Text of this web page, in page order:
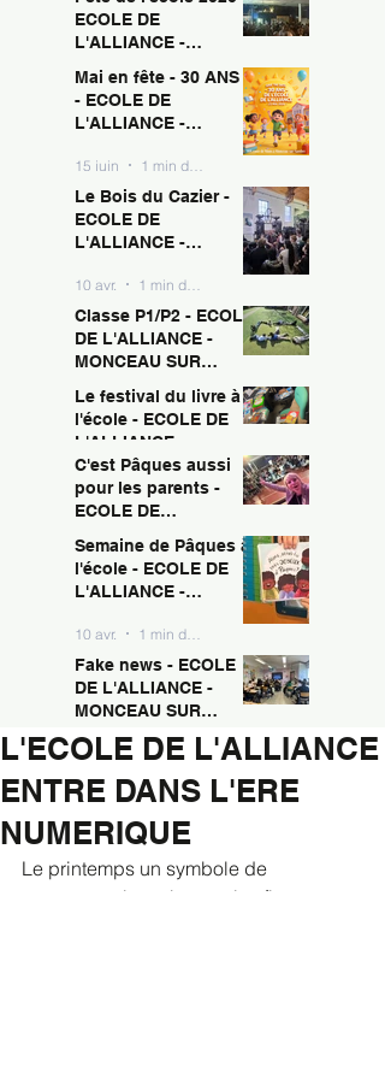
ECOLE DE
L'ALLIANCE -
SAMBRE
15 juin 1 min de lecture
Mai en fête - 30 ANS !
- ECOLE DE
L'ALLIANCE -
SAMBRE
15 juin
Le Bois du Cazier -
ECOLE DE
L'ALLIANCE -
SAMBRE
10 avr.
Classe P1/P2 - ECOLE
DE L'ALLIANCE -
MONCEAU SUR
10 avr. 1 min de lecture
Le festival du livre à
l'école - ECOLE DE
L'ALLIANCE -
MONCEAU SUR
SAMBRE
10 avr. 1 min de lecture
C'est Pâques aussi
pour les parents -
ECOLE DE
MONCEAU SUR
SAMBRE
10 avr. 1 min de lecture
Semaine de Pâques à
l'école - ECOLE DE
L'ALLIANCE -
SAMBRE
10 avr.
Fake news - ECOLE
DE L'ALLIANCE -
MONCEAU SUR
SAMBRE
10 avr. 1 min de lecture
L'ECOLE DE L'ALLIANCE
ENTRE DANS L'ERE
NUMERIQUE
Le printemps un symbole de
renouveau, les arbres et les fleurs ne